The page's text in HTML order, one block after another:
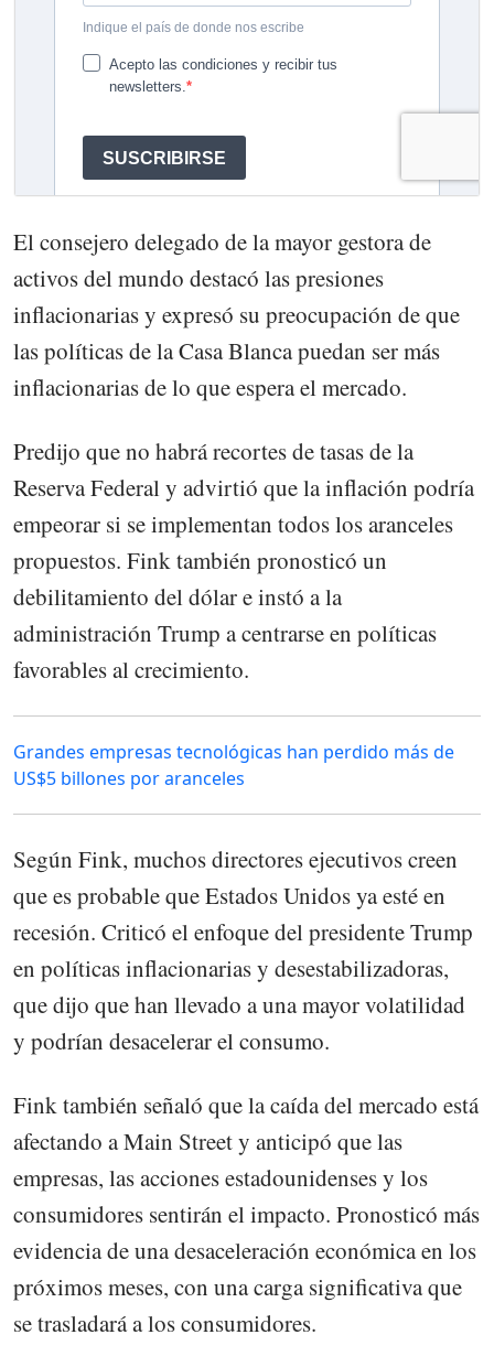
El consejero delegado de la mayor gestora de
activos del mundo destacó las presiones
inflacionarias y expresó su preocupación de que
las políticas de la Casa Blanca puedan ser más
inflacionarias de lo que espera el mercado.
Predijo que no habrá recortes de tasas de la
Reserva Federal y advirtió que la inflación podría
empeorar si se implementan todos los aranceles
propuestos. Fink también pronosticó un
debilitamiento del dólar e instó a la
administración Trump a centrarse en políticas
favorables al crecimiento.
Grandes empresas tecnológicas han perdido más de
US$5 billones por aranceles
Según Fink, muchos directores ejecutivos creen
que es probable que Estados Unidos ya esté en
recesión. Criticó el enfoque del presidente Trump
en políticas inflacionarias y desestabilizadoras,
que dijo que han llevado a una mayor volatilidad
y podrían desacelerar el consumo.
Fink también señaló que la caída del mercado está
afectando a Main Street y anticipó que las
empresas, las acciones estadounidenses y los
consumidores sentirán el impacto. Pronosticó más
evidencia de una desaceleración económica en los
próximos meses, con una carga significativa que
se trasladará a los consumidores.